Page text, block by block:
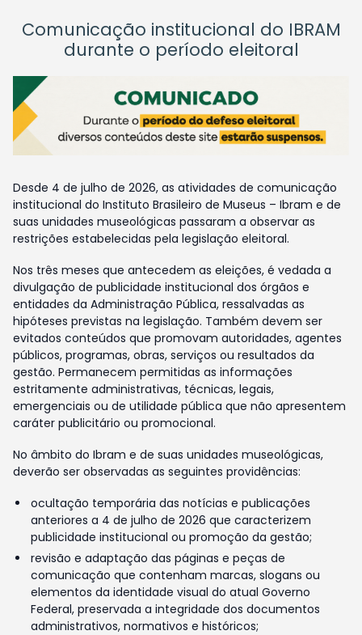
Comunicação institucional do IBRAM
durante o período eleitoral
Desde 4 de julho de 2026, as atividades de comunicação
institucional do Instituto Brasileiro de Museus – Ibram e de
suas unidades museológicas passaram a observar as
restrições estabelecidas pela legislação eleitoral.
Nos três meses que antecedem as eleições, é vedada a
divulgação de publicidade institucional dos órgãos e
entidades da Administração Pública, ressalvadas as
hipóteses previstas na legislação. Também devem ser
evitados conteúdos que promovam autoridades, agentes
públicos, programas, obras, serviços ou resultados da
gestão. Permanecem permitidas as informações
estritamente administrativas, técnicas, legais,
emergenciais ou de utilidade pública que não apresentem
caráter publicitário ou promocional.
No âmbito do Ibram e de suas unidades museológicas,
deverão ser observadas as seguintes providências:
ocultação temporária das notícias e publicações
anteriores a 4 de julho de 2026 que caracterizem
publicidade institucional ou promoção da gestão;
revisão e adaptação das páginas e peças de
comunicação que contenham marcas, slogans ou
elementos da identidade visual do atual Governo
Federal, preservada a integridade dos documentos
administrativos, normativos e históricos;